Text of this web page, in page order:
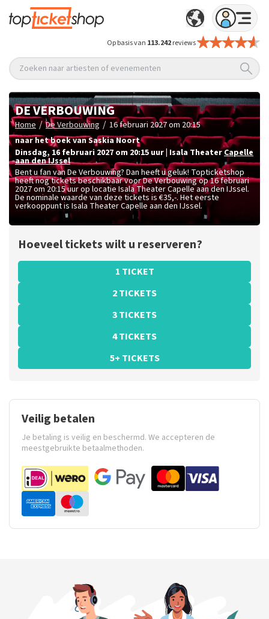
Op basis van 113.242reviews
Zoeken naar artiesten of evenementen
DE VERBOUWING
Home / De Verbouwing / 16 februari 2027 om 20:15
naar het boek van Saskia Noort
dinsdag, 16 februari 2027 om 20:15 uur Isala TheaterCapelle
aan den IJssel
Bent u fan van De Verbouwing? Dan heeft u geluk! Topticketshop
heeft nog tickets beschikbaar voor De Verbouwing op 16 februari
2027 om 20:15 uur op locatie Isala Theater Capelle aan den IJssel.
De nominale waarde van deze tickets is €35,-. Het eerste
verkooppunt is Isala Theater Capelle aan den IJssel.
Hoeveel tickets wilt u reserveren?
1 TICKET
2 TICKETS
3 TICKETS
4 TICKETS
5+ TICKETS
Veilig betalen
Je betaling is veilig en beschermd. We accepteren de
meestgebruikte betaalmethoden.